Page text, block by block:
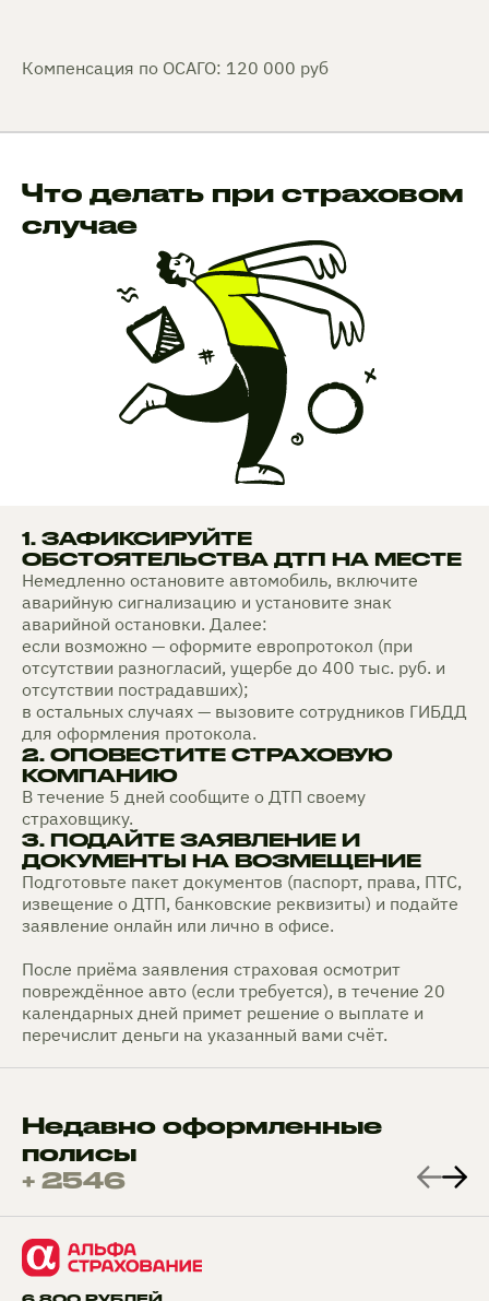
Компенсация по ОСАГО: 120 000 руб
Что делать при страховом
случае
1. ЗАФИКСИРУЙТЕ
ОБСТОЯТЕЛЬСТВА ДТП НА МЕСТЕ
Немедленно остановите автомобиль, включите
аварийную сигнализацию и установите знак
аварийной остановки. Далее:
если возможно — оформите европротокол (при
отсутствии разногласий, ущербе до 400 тыс. руб. и
отсутствии пострадавших);
в остальных случаях — вызовите сотрудников ГИБДД
для оформления протокола.
2. ОПОВЕСТИТЕ СТРАХОВУЮ
КОМПАНИЮ
В течение 5 дней сообщите о ДТП своему
страховщику.
3. ПОДАЙТЕ ЗАЯВЛЕНИЕ И
ДОКУМЕНТЫ НА ВОЗМЕЩЕНИЕ
Подготовьте пакет документов (паспорт, права, ПТС,
извещение о ДТП, банковские реквизиты) и подайте
заявление онлайн или лично в офисе.
После приёма заявления страховая осмотрит
повреждённое авто (если требуется), в течение 20
календарных дней примет решение о выплате и
перечислит деньги на указанный вами счёт.
Недавно оформленные
полисы
+ 2546